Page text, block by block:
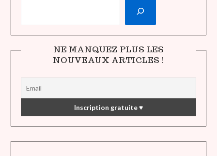
NE MANQUEZ PLUS LES
NOUVEAUX ARTICLES !